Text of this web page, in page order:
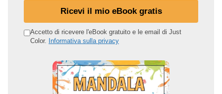
o
Ricevi il mio eBook gratis
Accetto di ricevere l'eBook gratuito e le email di Just
Color. Informativa sulla privacy